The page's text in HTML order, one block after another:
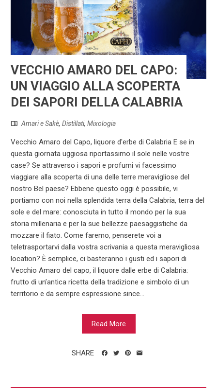
VECCHIO AMARO DEL CAPO:
UN VIAGGIO ALLA SCOPERTA
DEI SAPORI DELLA CALABRIA
Amari e Sakè,Distillati,Mixologia
Vecchio Amaro del Capo, liquore d'erbe di Calabria E se in
questa giornata uggiosa riportassimo il sole nelle vostre
case? Se attraverso i sapori e profumi vi facessimo
viaggiare alla scoperta di una delle terre meravigliose del
nostro Bel paese? Ebbene questo oggi è possibile, vi
portiamo con noi nella splendida terra della Calabria, terra del
sole e del mare: conosciuta in tutto il mondo per la sua
storia millenaria e per la sue bellezze paesaggistiche da
mozzare il fiato. Come faremo, penserete voi a
teletrasportarvi dalla vostra scrivania a questa meravigliosa
location? È semplice, ci basteranno i gusti ed i sapori di
Vecchio Amaro del capo, il liquore dalle erbe di Calabria:
frutto di un’antica ricetta della tradizione e simbolo di un
territorio e da sempre espressione since...
Read More
SHARE